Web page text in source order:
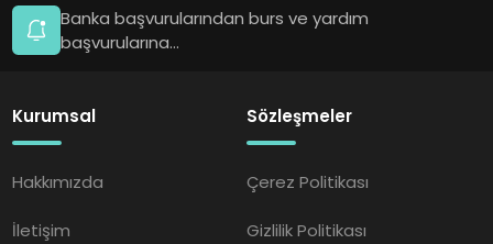
Banka başvurularından burs ve yardım
başvurularına...
Kurumsal
Hakkımızda
İletişim
Sözleşmeler
Çerez Politikası
Gizlilik Politikası